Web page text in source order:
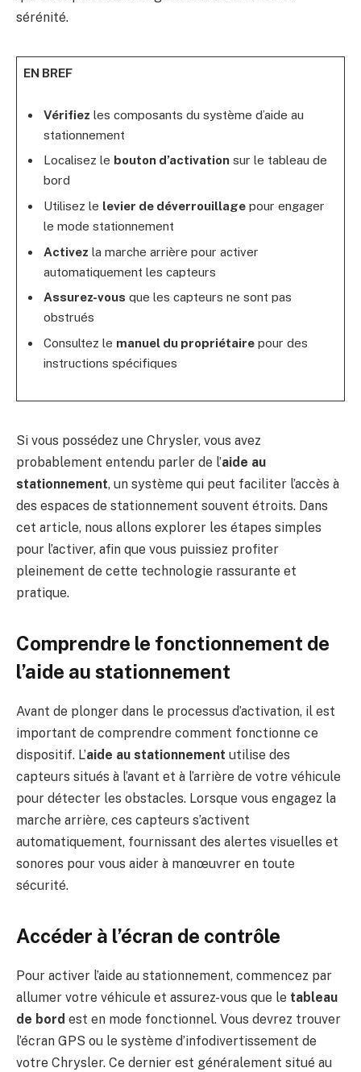
sérénité.
EN BREF
Vérifiez les composants du système d’aide au
stationnement
Localisez le bouton d’activationsur le tableau de
bord
Utilisez le levier de déverrouillagepour engager
le mode stationnement
Activez la marche arrière pour activer
automatiquement les capteurs
Assurez-vous que les capteurs ne sont pas
obstrués
Consultez le manuel du propriétairepour des
instructions spécifiques
Si vous possédez une Chrysler, vous avez
probablement entendu parler de l’aide au
stationnement, un système qui peut faciliter l’accès à
des espaces de stationnement souvent étroits. Dans
cet article, nous allons explorer les étapes simples
pour l’activer, afin que vous puissiez profiter
pleinement de cette technologie rassurante et
pratique.
Comprendre le fonctionnement de
l’aide au stationnement
Avant de plonger dans le processus d’activation, il est
important de comprendre comment fonctionne ce
dispositif. L’aide au stationnement utilise des
capteurs situés à l’avant et à l’arrière de votre véhicule
pour détecter les obstacles. Lorsque vous engagez la
marche arrière, ces capteurs s’activent
automatiquement, fournissant des alertes visuelles et
sonores pour vous aider à manœuvrer en toute
sécurité.
Accéder à l’écran de contrôle
Pour activer l’aide au stationnement, commencez par
allumer votre véhicule et assurez-vous que le tableau
de bord est en mode fonctionnel. Vous devrez trouver
l’écran GPS ou le système d’infodivertissement de
votre Chrysler. Ce dernier est généralement situé au